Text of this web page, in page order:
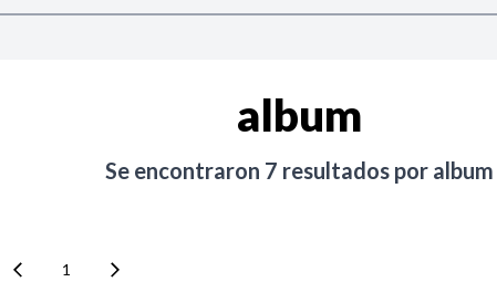
album
Se encontraron 7 resultados por album
1